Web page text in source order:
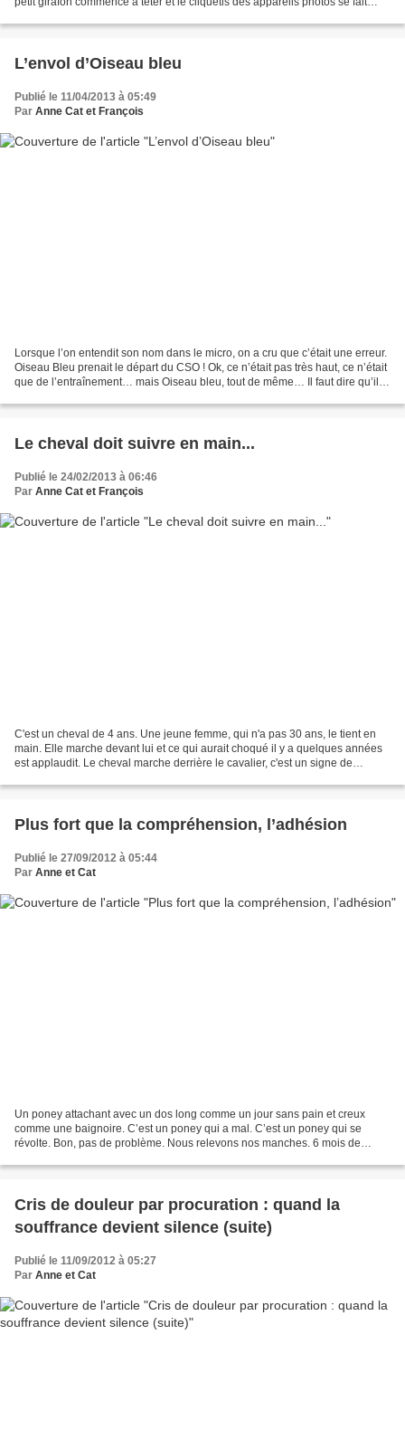
L’envol d’Oiseau bleu
Publié le 11/04/2013 à 05:49
Par Anne Cat et François
Lorsque l’on entendit son nom dans le micro, on a cru que c’était une erreur.
Oiseau Bleu prenait le départ du CSO ! Ok, ce n’était pas très haut, ce n’était
que de l’entraînement… mais Oiseau bleu, tout de même… Il faut dire qu’il
Le cheval doit suivre en main...
Publié le 24/02/2013 à 06:46
Par Anne Cat et François
C'est un cheval de 4 ans. Une jeune femme, qui n'a pas 30 ans, le tient en
main. Elle marche devant lui et ce qui aurait choqué il y a quelques années
est applaudit. Le cheval marche derrière le cavalier, c'est un signe de
Plus fort que la compréhension, l’adhésion
Publié le 27/09/2012 à 05:44
Par Anne et Cat
Un poney attachant avec un dos long comme un jour sans pain et creux
comme une baignoire. C’est un poney qui a mal. C’est un poney qui se
révolte. Bon, pas de problème. Nous relevons nos manches. 6 mois de
Cris de douleur par procuration : quand la
souffrance devient silence (suite)
Publié le 11/09/2012 à 05:27
Par Anne et Cat